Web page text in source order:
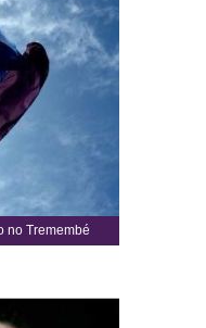
no Tremembé